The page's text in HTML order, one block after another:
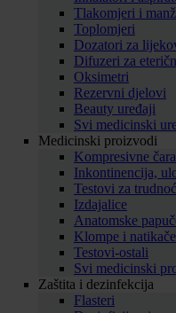
Tlakomjeri i
Toplomjeri
Dozatori za
Difuzeri za
Oksimetri
Rezervni djelovi
Beauty uređaji
Svi medicinski
Medicinski proizvodi
Kompresivne
Inkontinencija,
Testovi za
Izdajalice
Anatomske
Klompe i natikače
Testovi-ostali
Svi medicinski
Zaštita i dezinfekcija
Flasteri